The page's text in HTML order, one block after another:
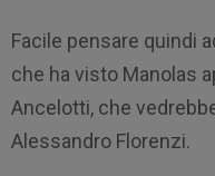
Facile pensare quindi
che ha visto Manolas
Ancelotti, che
Alessandro Florenzi.